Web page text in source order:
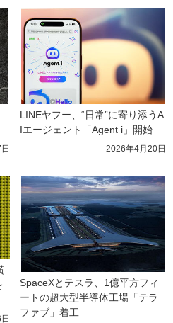
LINEヤフー、“日常”に寄り添うA
Iエージェント「Agent i」開始
2026年4月20日
SpaceXとテスラ、1億平方フィ
ートの超大型半導体工場「テラ
ファブ」着工